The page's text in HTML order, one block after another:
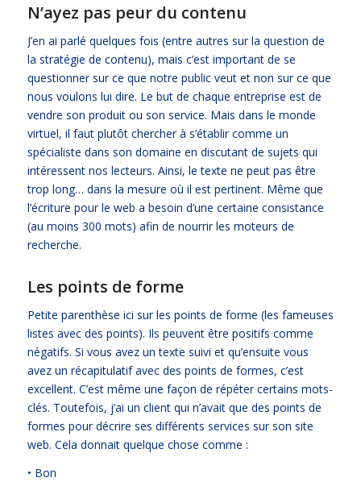
N’ayez pas peur du contenu
J’en ai parlé quelques fois (entre autres sur la question de
la stratégie de contenu), mais c’est important de se
questionner sur ce que notre public veut et non sur ce que
nous voulons lui dire. Le but de chaque entreprise est de
vendre son produit ou son service. Mais dans le monde
virtuel, il faut plutôt chercher à s’établir comme un
spécialiste dans son domaine en discutant de sujets qui
intéressent nos lecteurs. Ainsi, le texte ne peut pas être
trop long… dans la mesure où il est pertinent. Même que
l’écriture pour le web a besoin d’une certaine consistance
(au moins 300 mots) afin de nourrir les moteurs de
recherche.
Les points de forme
Petite parenthèse ici sur les points de forme (les fameuses
listes avec des points). Ils peuvent être positifs comme
négatifs. Si vous avez un texte suivi et qu’ensuite vous
avez un récapitulatif avec des points de formes, c’est
excellent. C’est même une façon de répéter certains mots-
clés. Toutefois, j’ai un client qui n’avait que des points de
formes pour décrire ses différents services sur son site
web. Cela donnait quelque chose comme :
• Bon